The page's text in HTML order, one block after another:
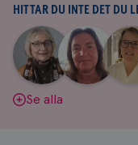
svar
HITTAR DU INTE DET DU
Aina
Johnsson
|
Anne
Andersson
Se alla